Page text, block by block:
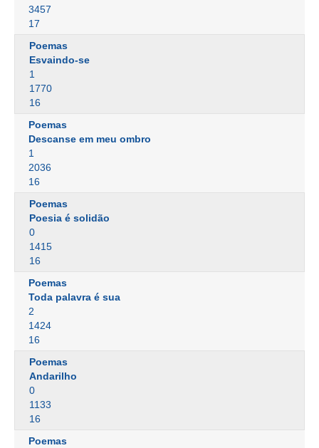
3457
17
Poemas
Esvaindo-se
1
1770
16
Poemas
Descanse em meu ombro
1
2036
16
Poemas
Poesia é solidão
0
1415
16
Poemas
Toda palavra é sua
2
1424
16
Poemas
Andarilho
0
1133
16
Poemas